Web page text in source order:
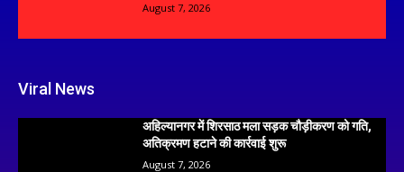
August 7, 2026
Viral News
अहिल्यानगर में शिरसाठ मला सड़क चौड़ीकरण को गति,
अतिक्रमण हटाने की कार्रवाई शुरू
August 7, 2026